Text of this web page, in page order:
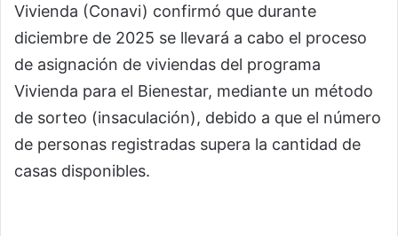
Vivienda (Conavi) confirmó que durante
diciembre de 2025 se llevará a cabo el proceso
de asignación de viviendas del programa
Vivienda para el Bienestar, mediante un método
de sorteo (insaculación), debido a que el número
de personas registradas supera la cantidad de
casas disponibles.